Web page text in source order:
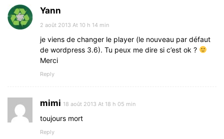
Yann
2 août 2013 At 10 h 14 min
je viens de changer le player (le nouveau par défaut
de wordpress 3.6). Tu peux me dire si c’est ok ?
Merci
Reply
mimi 18 août 2013 At 18 h 05 min
toujours mort
Reply